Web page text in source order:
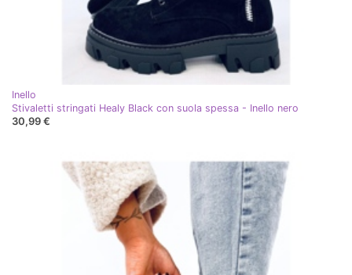
Inello
Stivaletti stringati Healy Black con suola spessa - Inello nero
30,99 €